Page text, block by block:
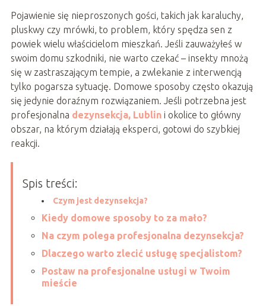
Pojawienie się nieproszonych gości, takich jak karaluchy,
pluskwy czy mrówki, to problem, który spędza sen z
powiek wielu właścicielom mieszkań. Jeśli zauważyłeś w
swoim domu szkodniki, nie warto czekać – insekty mnożą
się w zastraszającym tempie, a zwlekanie z interwencją
tylko pogarsza sytuację. Domowe sposoby często okazują
się jedynie doraźnym rozwiązaniem. Jeśli potrzebna jest
profesjonalna dezynsekcja, Lublini okolice to główny
obszar, na którym działają eksperci, gotowi do szybkiej
reakcji.
Spis treści:
Czym jest dezynsekcja?
Kiedy domowe sposoby to za mało?
Na czym polega profesjonalna dezynsekcja?
Dlaczego warto zlecić usługę specjalistom?
Postaw na profesjonalne usługi w Twoim
mieście